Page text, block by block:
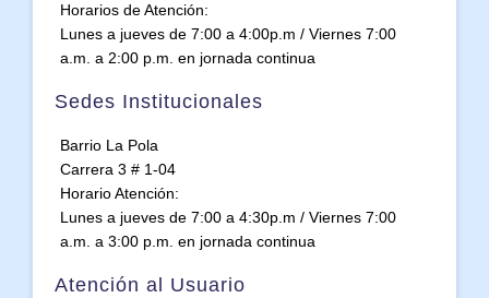
Horarios de Atención:
Lunes a jueves de 7:00 a 4:00p.m / Viernes 7:00
a.m. a 2:00 p.m. en jornada continua
Sedes Institucionales
Barrio La Pola
Carrera 3 # 1-04
Horario Atención:
Lunes a jueves de 7:00 a 4:30p.m / Viernes 7:00
a.m. a 3:00 p.m. en jornada continua
Atención al Usuario